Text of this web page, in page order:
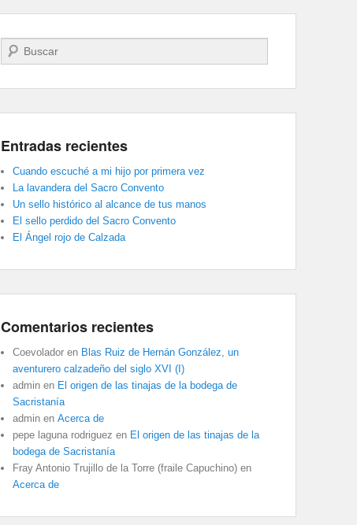
Buscar
Entradas recientes
Cuando escuché a mi hijo por primera vez
La lavandera del Sacro Convento
Un sello histórico al alcance de tus manos
El sello perdido del Sacro Convento
El Ángel rojo de Calzada
Comentarios recientes
Coevolador en Blas Ruiz de Hernán González, un
aventurero calzadeño del siglo XVI (I)
admin en El origen de las tinajas de la bodega de
Sacristanía
admin en Acerca de
pepe laguna rodriguez en El origen de las tinajas de la
bodega de Sacristanía
Fray Antonio Trujillo de la Torre (fraile Capuchino) en
Acerca de